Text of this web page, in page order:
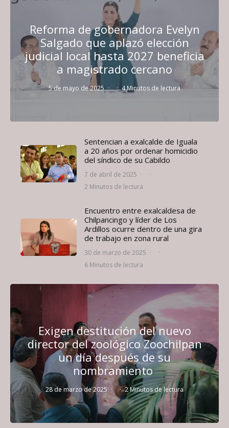
Reforma de gobernadora Evelyn
Salgado que aplazó elección
judicial local hasta 2027 beneficia
a magistrado cercano
5 de mayo de 2025 · · 4 Minutos de lectura
Sentencian a exalcalde de Iguala
a 20 años por ordenar homicidio
del síndico de su Cabildo
7 de abril de 2025 ·
·
2 Minutos de lectura
Encuentro entre exalcaldesa de
Chilpancingo y líder de Los
Ardillos ocurre dentro de una gira
de trabajo en zona rural
30 de marzo de 2025 ·
·
6 Minutos de lectura
Exigen destitución del nuevo
director del zoológico Zoochilpan
un día después de su
nombramiento
28 de marzo de 2025 · · 2 Minutos de lectura